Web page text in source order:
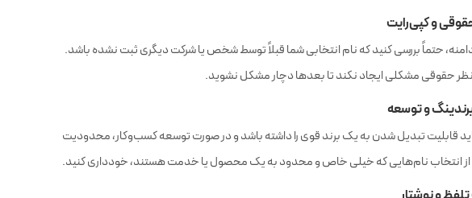
حتماً بررسی کنید که نام انتخابی شما قبلاً توسط شخص یا شرکت دیگری ثبت نشده باشد.
حقوقی مشکلی ایجاد نکند تا بعدها دچار مشکل نشوید.
قابلیت تبدیل شدن به یک برند قوی را داشته باشد و در صورت توسعه کسب‌وکار، محدودیت
از انتخاب نام‌هایی که خیلی خاص و محدود به یک محصول یا خدمت هستند، خودداری کنید.